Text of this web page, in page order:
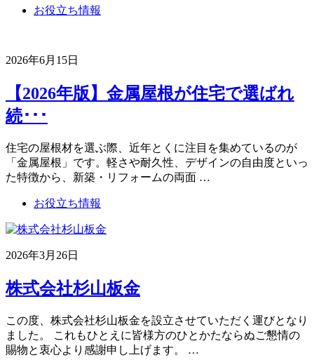
お役立ち情報
2026年6月15日
【2026年版】金属屋根が住宅で選ばれ
続･･･
住宅の屋根材を選ぶ際、近年とくに注目を集めているのが
「金属屋根」です。軽さや耐久性、デザインの自由度といっ
た特徴から、新築・リフォームの両面 …
お役立ち情報
2026年3月26日
株式会社杉山板金
この度、株式会社杉山板金を設立させていただく運びとなり
ました。 これもひとえに皆様方のひとかたならぬご懇情の
賜物と衷心より感謝申し上げます。 …